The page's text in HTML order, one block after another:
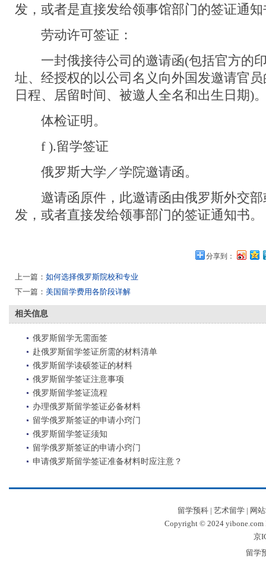
发，或者是直接发给领事馆部门的签证通知
劳动许可签证：
一封俄接待公司的邀请函(包括官方的
址、经授权的以公司名义向外国发邀请官
日程、居留时间、被邀人全名和出生日期)
体检证明。
f ).留学签证
俄罗斯大学／学院邀请函。
邀请函原件，此邀请函由俄罗斯外交部
发，或者直接发给领事部门的签证通知书。
分享到：
上一篇： 如何选择俄罗斯院校和专业
下一篇： 美国留学费用各阶段详解
相关信息
俄罗斯留学无需面签
赴俄罗斯留学签证所需的材料清单
俄罗斯留学读硕签证的材料
俄罗斯留学签证注意事项
俄罗斯留学签证流程
办理俄罗斯留学签证必备材料
留学俄罗斯签证的申请小窍门
俄罗斯留学签证须知
留学俄罗斯签证的申请小窍门
申请俄罗斯留学签证准备材料时应注意？
留学预科| 艺术留学| 网
Copyright © 2024 yibone.com
京
留学